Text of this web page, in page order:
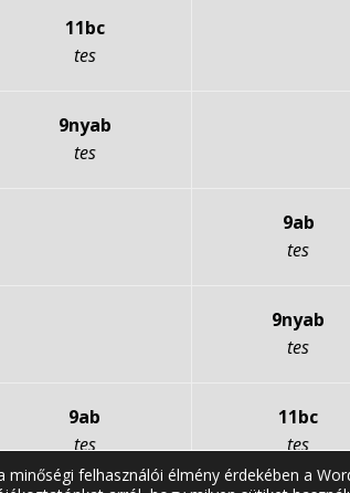
11bc
tes
9nyab
tes
9ab
tes
9nyab
tes
9ab
tes
11bc
tes
minőségi felhasználói élmény érdekében a